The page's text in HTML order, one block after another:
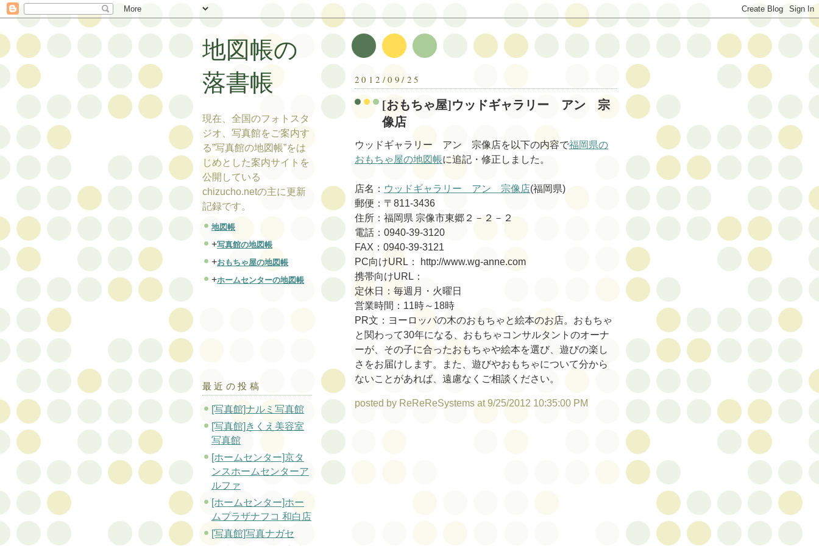
2012/09/25
[おもちゃ屋]ウッドギャラリー アン 宗
像店
ウッドギャラリー アン 宗像店を以下の内容で福岡県の
おもちゃ屋の地図帳に追記・修正しました。
店名： ウッドギャラリー アン 宗像店(福岡県)
郵便：〒811-3436
住所：福岡県 宗像市東郷２－２－２
電話：0940-39-3120
FAX：0940-39-3121
PC向けURL： http://www.wg-anne.com
携帯向けURL：
定休日：毎週月・火曜日
営業時間：11時～18時
PR文：ヨーロッパの木のおもちゃと絵本のお店。おもちゃ
と関わって30年になる、おもちゃコンサルタントのオーナ
ーが、その子に合ったおもちゃや絵本を選び、遊びの楽し
さをお届けします。また、遊びやおもちゃについて分から
ないことがあれば、遠慮なくご相談ください。
posted by ReReReSystems at 9/25/2012 10:35:00 PM
地図帳の
落書帳
現在、全国のフォトスタ
ジオ、写真館をご案内す
る”写真館の地図帳”をは
じめとした案内サイトを
公開している
chizucho.netの主に更新
記録です。
地図帳
+写真館の地図帳
+おもちゃ屋の地図帳
+ホームセンターの地図帳
最近の投稿
[写真館]ナルミ写真館
[写真館]きくえ美容室
写真館
[ホームセンター]京タ
ンスホームセンターア
ルファ
[ホームセンター]ホー
ムプラザナフコ 和白店
[写真館]写真ナガセ